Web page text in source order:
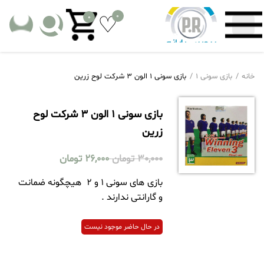
0
0
خانه بازی سونی 1 بازی سونی 1 الون 3 شرکت لوح زرین
بازی سونی 1 الون 3 شرکت لوح
زرین
30,000 تومان 26,000 تومان
بازی های سونی 1 و 2 هیچگونه ضمانت
و گارانتی ندارند .
در حال حاضر موجود نیست